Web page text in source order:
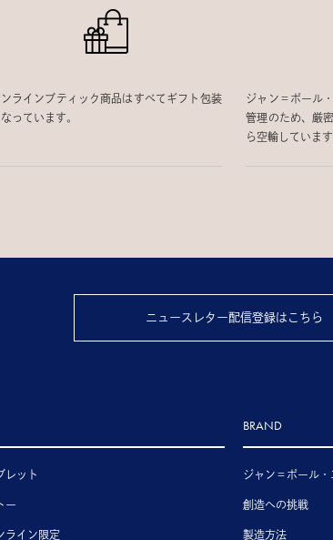
ラインブティック商品はすべてギフト包装
っています。
ジャン＝ポール
管理のため、厳
ら空輸しています
ニュースレター配信登録はこちら
レット
ー
ライン限定
BRAND
ジャン＝ポール
創造への挑戦
製造方法